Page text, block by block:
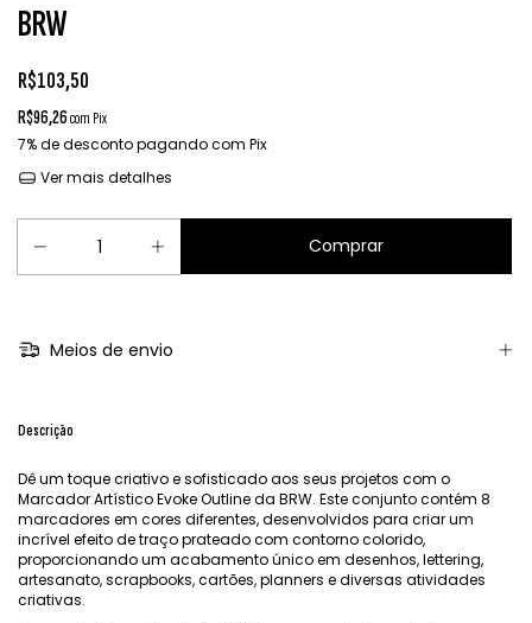
BRW
R$103,50
R$96,26com Pix
7% de descontopagando com Pix
Ver mais detalhes
Meios de envio
Descrição
Dê um toque criativo e sofisticado aos seus projetos com o
Marcador Artístico Evoke Outline da BRW. Este conjunto contém 8
marcadores em cores diferentes, desenvolvidos para criar um
incrível efeito de traço prateado com contorno colorido,
proporcionando um acabamento único em desenhos, lettering,
artesanato, scrapbooks, cartões, planners e diversas atividades
criativas.